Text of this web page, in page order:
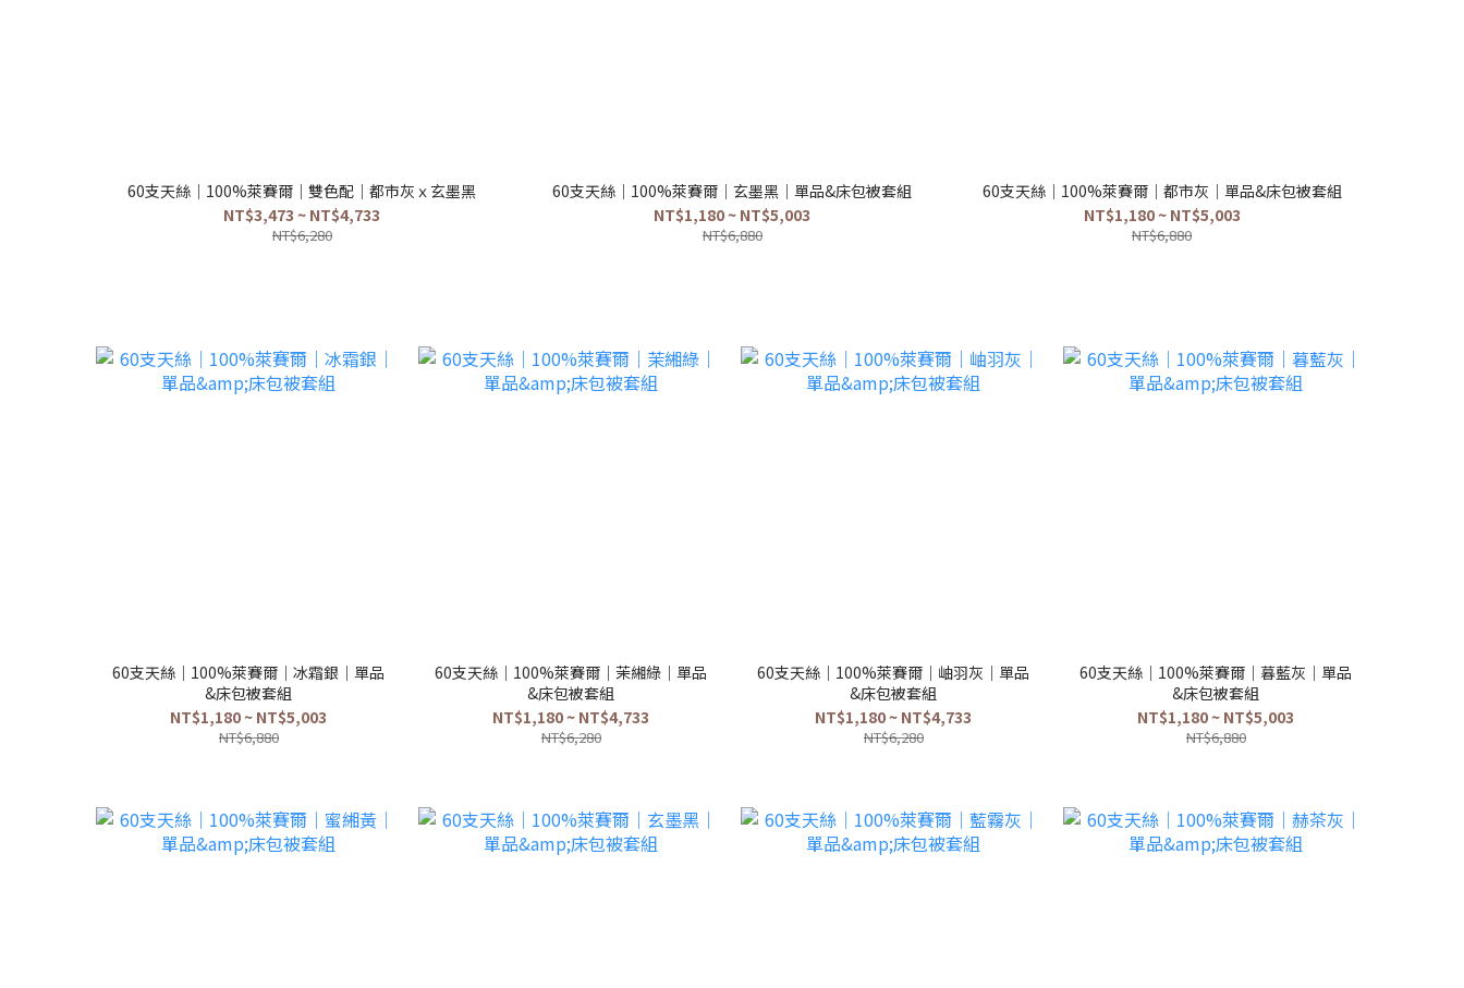
60支天絲｜100%萊賽爾｜雙色配｜都市灰ｘ玄墨黑
NT$3,473 ~ NT$4,733
NT$6,280
60支天絲｜100%萊賽爾｜玄墨黑｜單品&床包被套組
NT$1,180 ~ NT$5,003
NT$6,880
60支天絲｜100%萊賽爾｜都市灰｜單品&床包被套組
NT$1,180 ~ NT$5,003
NT$6,880
60支天絲｜100%萊賽爾｜冰霜銀｜單品
&床包被套組
NT$1,180 ~ NT$5,003
NT$6,880
60支天絲｜100%萊賽爾｜茉緗綠｜單品
&床包被套組
NT$1,180 ~ NT$4,733
NT$6,280
60支天絲｜100%萊賽爾｜岫羽灰｜單品
&床包被套組
NT$1,180 ~ NT$4,733
NT$6,280
60支天絲｜100%萊賽爾｜暮藍灰｜單品
&床包被套組
NT$1,180 ~ NT$5,003
NT$6,880